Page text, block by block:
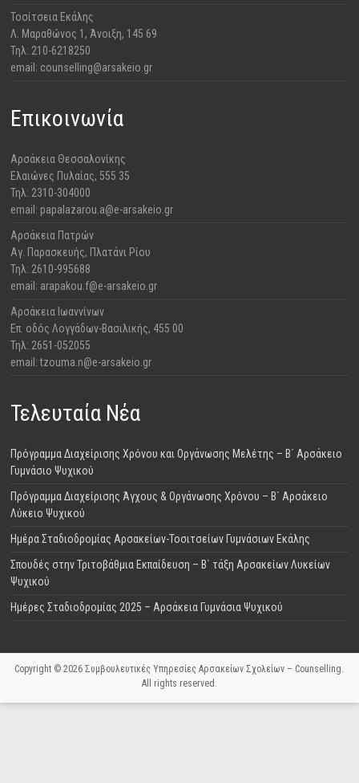
Τοσίτσεια Εκάλης
Λ. Μαραθώνος 1, Άνοιξη, 145 69
Τηλ: 210-6218250
email: counselling@arsakeio.gr
Επικοινωνία
Αρσάκεια Θεσσαλονίκης
​Ελαιώνες Πυλαίας, 555 35
Τηλ: 2310-304000
email: papalazarou.a@e-arsakeio.gr
Αρσάκεια Πατρών
​Αγ. Παρασκευής, Πλατάνι Ρίου
Τηλ: 2610-995688
email: arapakou.f@e-arsakeio.gr
Αρσάκεια Ιωαννίνων
Επ. οδός Λογγάδων-Βασιλικής, 455 00
Τηλ: 2651-052055
email: tzouma.n@e-arsakeio.gr
Τελευταία Νέα
Πρόγραμμα Διαχείρισης Χρόνου και Οργάνωσης Μελέτης – Β΄ Αρσάκειο
Γυμνάσιο Ψυχικού
Πρόγραμμα Διαχείρισης Άγχους & Οργάνωσης Χρόνου – Β΄ Αρσάκειο
Λύκειο Ψυχικού
Ημέρα Σταδιοδρομίας Αρσακείων-Τοσιτσείων Γυμνάσιων Εκάλης
Σπουδές στην Τριτοβάθμια Εκπαίδευση – Β΄ τάξη Αρσακείων Λυκείων
Ψυχικού
Ημέρες Σταδιοδρομίας 2025 – Αρσάκεια Γυμνάσια Ψυχικού
Copyright © 2026Συμβουλευτικές Υπηρεσίες Αρσακείων Σχολείων – Counselling.
All rights reserved.